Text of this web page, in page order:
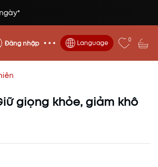
Đăng nhập Language 0
giọng khỏe, giảm khô